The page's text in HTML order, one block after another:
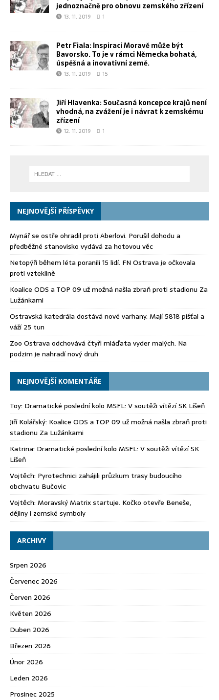
jednoznačně pro obnovu zemského zřízení
13. 11. 2019 1
Petr Fiala: Inspirací Moravě může být
Bavorsko. To je v rámci Německa bohatá,
úspěšná a inovativní země.
13. 11. 2019 15
Jiří Hlavenka: Současná koncepce krajů není
vhodná, na zvážení je i návrat k zemskému
zřízení
12. 11. 2019 1
NEJNOVĚJŠÍ PŘÍSPĚVKY
Mynář se ostře ohradil proti Aberlovi. Porušil dohodu a
předběžné stanovisko vydává za hotovou věc
Netopýři během léta poranili 15 lidí. FN Ostrava je očkovala
proti vzteklině
Koalice ODS a TOP 09 už možná našla zbraň proti stadionu Za
Lužánkami
Ostravská katedrála dostává nové varhany. Mají 5818 píšťal a
váží 25 tun
Zoo Ostrava odchovává čtyři mláďata vyder malých. Na
podzim je nahradí nový druh
NEJNOVĚJŠÍ KOMENTÁŘE
Toy: Dramatické poslední kolo MSFL: V soutěži vítězí SK Líšeň
Jiří Kolářský: Koalice ODS a TOP 09 už možná našla zbraň proti
stadionu Za Lužánkami
Katrina: Dramatické poslední kolo MSFL: V soutěži vítězí SK
Líšeň
Vojtěch: Pyrotechnici zahájili průzkum trasy budoucího
obchvatu Bučovic
Vojtěch: Moravský Matrix startuje. Kočko otevře Beneše,
dějiny i zemské symboly
ARCHIVY
Srpen 2026
Červenec 2026
Červen 2026
Květen 2026
Duben 2026
Březen 2026
Únor 2026
Leden 2026
Prosinec 2025